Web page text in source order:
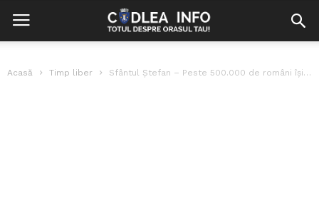
Acasă Timp liber Sfântul Ștefan – Peste 500.000 de români își serbează azi onomastica